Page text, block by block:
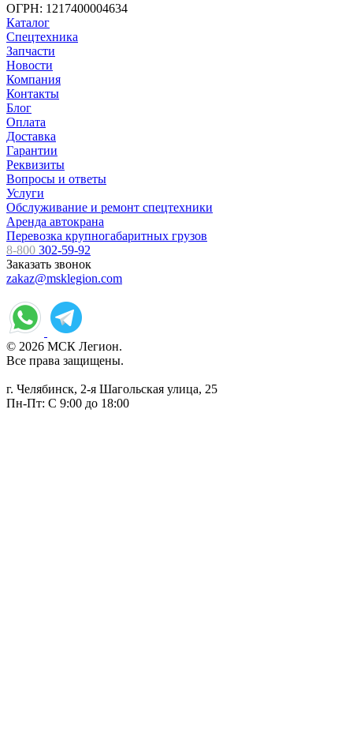
ОГРН: 1217400004634
Каталог
Спецтехника
Запчасти
Новости
Компания
Контакты
Блог
Оплата
Доставка
Гарантии
Реквизиты
Вопросы и ответы
Услуги
Обслуживание и ремонт спецтехники
Аренда автокрана
Перевозка крупногабаритных грузов
8-800 302-59-92
Заказать звонок
zakaz@msklegion.com
© 2026 МСК Легион.
Все права защищены.
г. Челябинск, 2-я Шагольская улица, 25
Пн-Пт: С 9:00 до 18:00